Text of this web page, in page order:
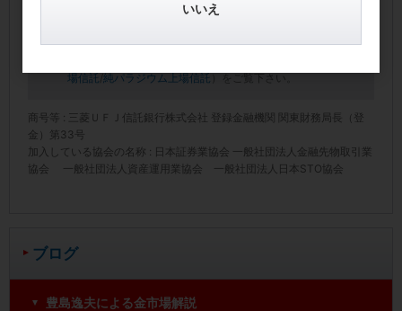
ブログ
豊島逸夫による金市場解説
者のホームページ上で開示）下落により損失を被り、投資
手数料およびリスクの詳細につきましては必ず目論見書・
場信託 純パラジウム上場信託 ）をご覧下さい。
商号等 : 三菱ＵＦＪ信託銀行株式会社 登録金融機関 関東財務局長（登
金）第33号
加入している協会の名称 : 日本証券業協会 一般社団法人金融先物取引業
協会 一般社団法人資産運用業協会 一般社団法人日本STO協会
いいえ